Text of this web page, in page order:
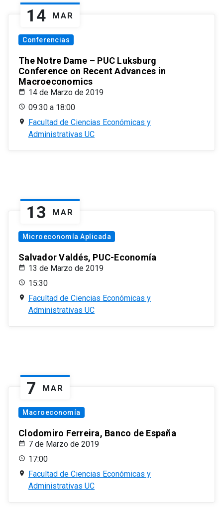
14 MAR
Conferencias
The Notre Dame – PUC Luksburg
Conference on Recent Advances in
Macroeconomics
14 de Marzo de 2019
09:30 a 18:00
Facultad de Ciencias Económicas y
Administrativas UC
13 MAR
Microeconomía Aplicada
Salvador Valdés, PUC-Economía
13 de Marzo de 2019
15:30
Facultad de Ciencias Económicas y
Administrativas UC
7 MAR
Macroeconomía
Clodomiro Ferreira, Banco de España
7 de Marzo de 2019
17:00
Facultad de Ciencias Económicas y
Administrativas UC